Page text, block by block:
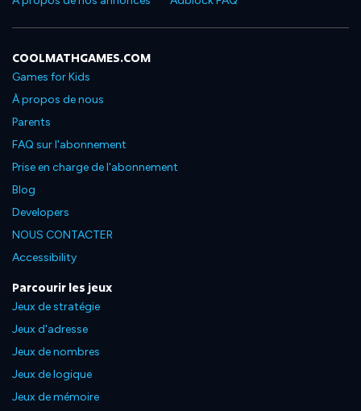
COOLMATHGAMES.COM
Games for Kids
À propos de nous
Parents
FAQ sur l'abonnement
Prise en charge de l'abonnement
Blog
Developers
NOUS CONTACTER
Accessibility
Parcourir les jeux
Jeux de stratégie
Jeux d'adresse
Jeux de nombres
Jeux de logique
Jeux de mémoire